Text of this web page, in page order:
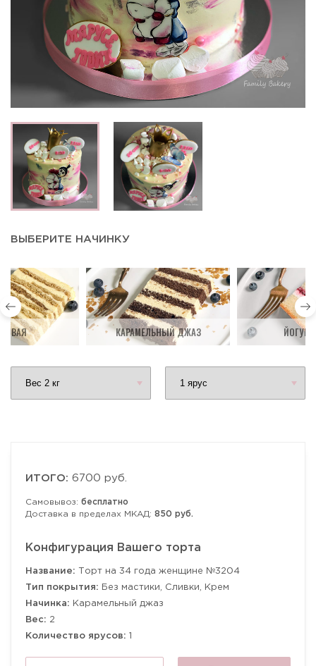
ВЫБЕРИТЕ НАЧИНКУ
КАРАМЕЛЬНЫЙ ДЖАЗ
ИТОГО: 6700 руб.
Самовывоз: бесплатно
Доставка в пределах МКАД: 850 руб.
Конфигурация Вашего торта
Название: Торт на 34 года женщине №3204
Тип покрытия: Без мастики, Сливки, Крем
Начинка: Карамельный джаз
Вес: 2
Количество ярусов: 1